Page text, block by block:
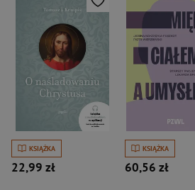
KSIĄŻKA
22,99 zł
KSIĄŻKA
60,56 zł